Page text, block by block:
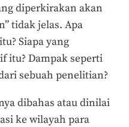
diperkirakan akan
tidak jelas. Apa
Siapa yang
itu? Dampak seperti
sebuah penelitian?
dibahas atau dinilai
ke wilayah para